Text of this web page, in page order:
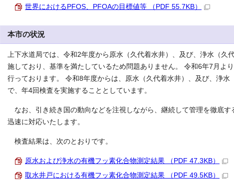
世界におけるPFOS、PFOAの目標値等 （PDF 55.7KB）
本市の状況
上下水道局では、令和2年度から原水（久代着水井）、及び、浄水（久
施しており、基準を満たしているため問題ありません。 令和6年7月よ
行っております。 令和8年度からは、原水（久代着水井）、及び、浄水
で、年4回検査を実施することとしています。
なお、引き続き国の動向などを注視しながら、継続して管理を徹底す
迅速に対応いたします。
検査結果は、次のとおりです。
原水および浄水の有機フッ素化合物測定結果 （PDF 47.3KB）
取水井戸における有機フッ素化合物測定結果 （PDF 49.5KB）